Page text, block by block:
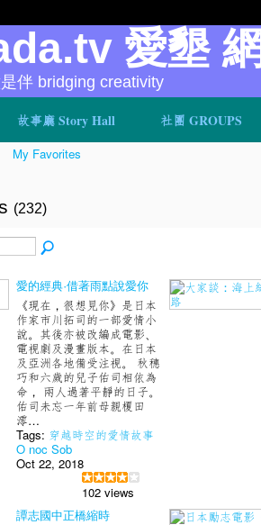
故事廳 Story Hall 社團 GROUPS
愛墾 網
伴 bridging creativity
My Favorites
(232)
愛的經典·借著雨點說愛你
《現在，很想見你》是日本
作家市川拓司的一部愛情小
說。其後亦被改編成電影、
電視劇及漫畫版本。在日本
及亞洲各地備受注視。 秋穗
巧和六歲的兒子佑司相依為
命， 兩人過著平靜的日子。
佑司未忘一年前母親榎田
澪…
Tags: 穿越時空的愛情故事
O noc Sob
Oct 22, 2018
102 views
譚志國中正橋縮時